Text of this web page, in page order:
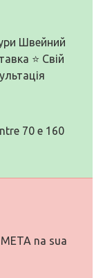
Швейний
⭐ Свій
70 e 160
na sua